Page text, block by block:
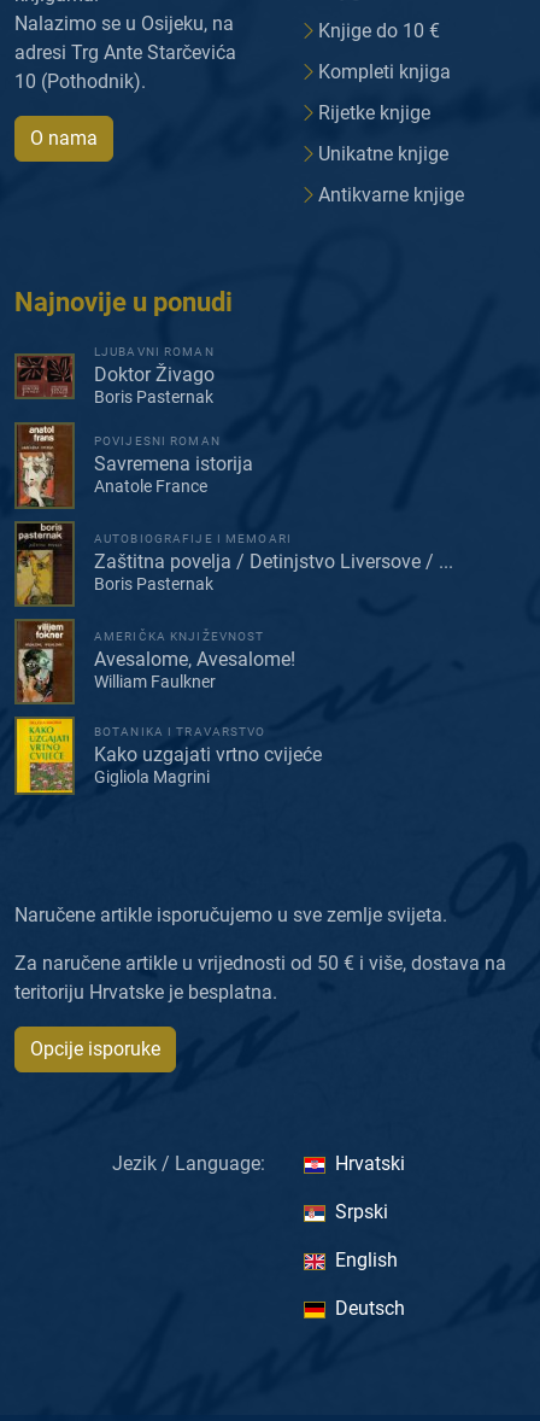
Nalazimo se u Osijeku, na
adresi Trg Ante Starčevića
10 (Pothodnik).
O nama
Knjige do 10 €
Kompleti knjiga
Rijetke knjige
Unikatne knjige
Antikvarne knjige
Najnovije u ponudi
LJUBAVNI ROMAN
Doktor Živago
Boris Pasternak
POVIJESNI ROMAN
Savremena istorija
Anatole France
AUTOBIOGRAFIJE I MEMOARI
Zaštitna povelja / Detinjstvo Liversove / ...
Boris Pasternak
AMERIČKA KNJIŽEVNOST
Avesalome, Avesalome!
William Faulkner
BOTANIKA I TRAVARSTVO
Kako uzgajati vrtno cvijeće
Gigliola Magrini
Naručene artikle isporučujemo u sve zemlje svijeta.
Za naručene artikle u vrijednosti od 50 € i više, dostava na
teritoriju Hrvatske je besplatna.
Opcije isporuke
Jezik / Language: Hrvatski
Srpski
English
Deutsch